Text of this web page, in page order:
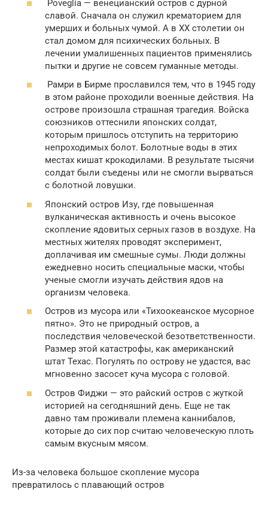
Poveglia — венецианский остров с дурной
славой. Сначала он служил крематорием для
умерших и больных чумой. А в ХХ столетии он
стал домом для психических больных. В
лечении умалишенных пациентов применялись
пытки и другие не совсем гуманные методы.
Рамри в Бирме прославился тем, что в 1945 году
в этом районе проходили военные действия. На
острове произошла страшная трагедия. Войска
союзников оттеснили японских солдат,
которым пришлось отступить на территорию
непроходимых болот. Болотные воды в этих
местах кишат крокодилами. В результате тысячи
солдат были съедены или не смогли вырваться
с болотной ловушки.
Японский остров Изу, где повышенная
вулканическая активность и очень высокое
скопление ядовитых серных газов в воздухе. На
местных жителях проводят эксперимент,
доплачивая им смешные сумы. Люди должны
ежедневно носить специальные маски, чтобы
ученые смогли изучать действия ядов на
организм человека.
Остров из мусора или «Тихоокеанское мусорное
пятно». Это не природный остров, а
последствия человеческой безответственности.
Размер этой катастрофы, как американский
штат Техас. Погулять по острову не удастся, вас
мгновенно засосет куча мусора с головой.
Остров Фиджи — это райский остров с жуткой
историей на сегодняшний день. Еще не так
давно там проживали племена каннибалов,
которые до сих пор считаю человеческую плоть
самым вкусным мясом.
Из-за человека большое скопление мусора
превратилось с плавающий остров